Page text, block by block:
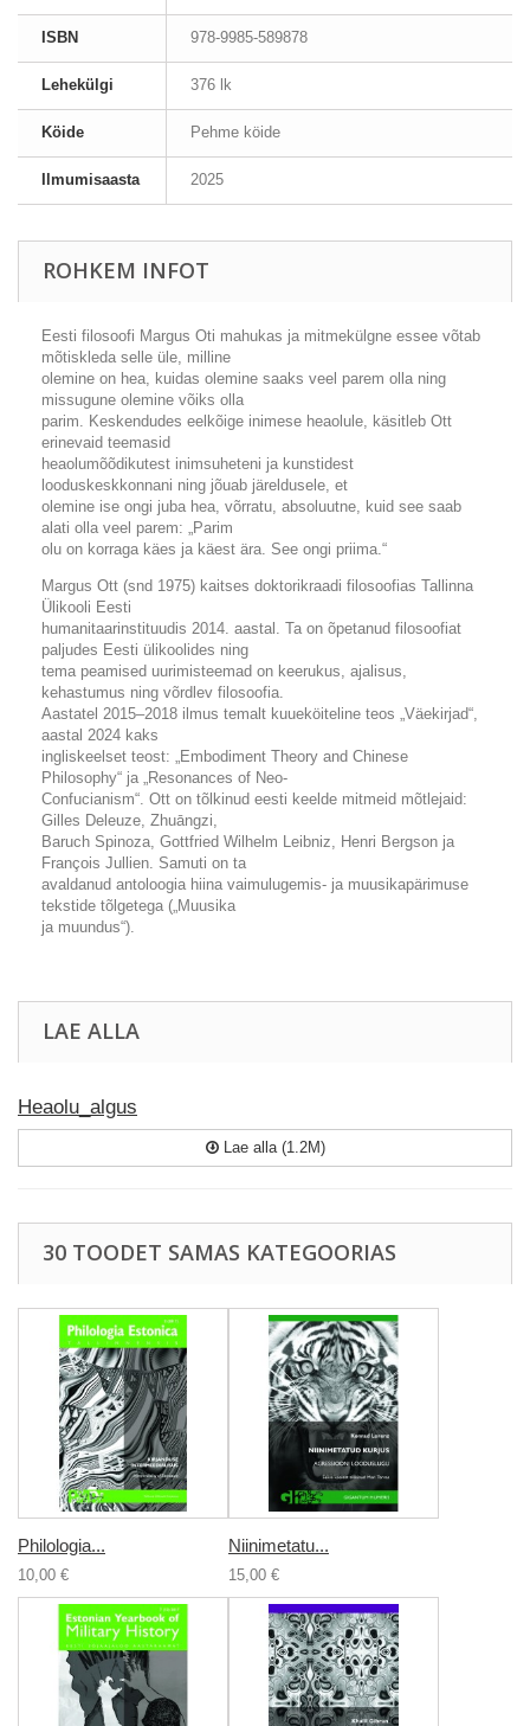
ISBN 978-9985-589878
Lehekülgi 376 lk
Köide Pehme köide
Ilmumisaasta 2025
ROHKEM INFOT
Eesti filosoofi Margus Oti mahukas ja mitmekülgne essee võtab
mõtiskleda selle üle, milline
olemine on hea, kuidas olemine saaks veel parem olla ning
missugune olemine võiks olla
parim. Keskendudes eelkõige inimese heaolule, käsitleb Ott
erinevaid teemasid
heaolumõõdikutest inimsuheteni ja kunstidest
looduskeskkonnani ning jõuab järeldusele, et
olemine ise ongi juba hea, võrratu, absoluutne, kuid see saab
alati olla veel parem: „Parim
olu on korraga käes ja käest ära. See ongi priima.“
Margus Ott (snd 1975) kaitses doktorikraadi filosoofias Tallinna
Ülikooli Eesti
humanitaarinstituudis 2014. aastal. Ta on õpetanud filosoofiat
paljudes Eesti ülikoolides ning
tema peamised uurimisteemad on keerukus, ajalisus,
kehastumus ning võrdlev filosoofia.
Aastatel 2015–2018 ilmus temalt kuueköiteline teos „Väekirjad“,
aastal 2024 kaks
ingliskeelset teost: „Embodiment Theory and Chinese
Philosophy“ ja „Resonances of Neo-
Confucianism“. Ott on tõlkinud eesti keelde mitmeid mõtlejaid:
Gilles Deleuze, Zhuāngzi,
Baruch Spinoza, Gottfried Wilhelm Leibniz, Henri Bergson ja
François Jullien. Samuti on ta
avaldanud antoloogia hiina vaimulugemis- ja muusikapärimuse
tekstide tõlgetega („Muusika
ja muundus“).
LAE ALLA
Heaolu_algus
Lae alla (1.2M)
30 TOODET SAMAS KATEGOORIAS
Philologia...
10,00 €
Niinimetatu...
15,00 €